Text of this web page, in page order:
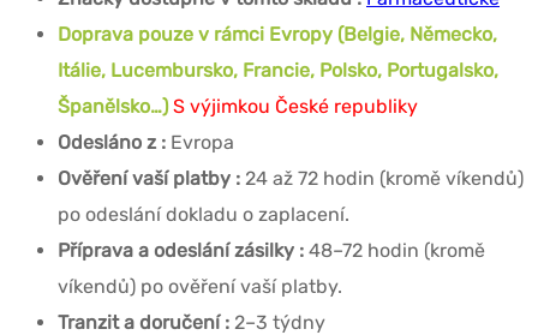
Doprava pouze v rámci Evropy (Belgie, Německo,
Itálie, Lucembursko, Francie, Polsko, Portugalsko,
Španělsko…)S výjimkou České republiky
Odesláno z : Evropa
Ověření vaší platby : 24 až 72 hodin (kromě víkendů)
po odeslání dokladu o zaplacení.
Příprava a odeslání zásilky : 48–72 hodin (kromě
víkendů) po ověření vaší platby.
Tranzit a doručení : 2–3 týdny